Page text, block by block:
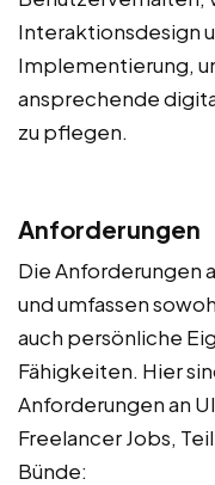
Interaktionsdesign
Implementierung,
ansprechende
zu pflegen.
Anforderungen
Die Anforderungen
und umfassen
auch persönliche
Fähigkeiten. Hier
Anforderungen an
Freelancer Jobs,
Bünde: